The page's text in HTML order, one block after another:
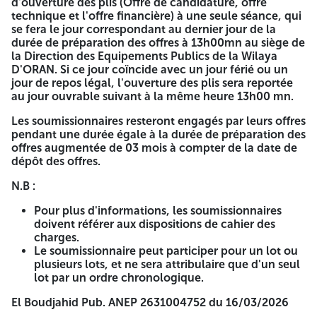
professionnelle catégorie trois (03) ou plus en
bâtiment comme activité principale pour le lot N°01 et
catégorie deux (02) ou plus en bâtiment comme
activité principale pour les lots N°02, 03 et 04.
2- capacités techniques : au moins un des membres doit
avoir réaliser au moins un projet en bâtiment d'un montant
égal ou supérieur à 150.000.000,00 DA Pour le lot 01, et au
moins un projet en bâtiment d'un montant supérieur à
20.000.000,00 DA pour les lon 02, 03, 04 justifier par une
attestation de bonne exécution délivrée par les maîtres
d'ouvrages publics.
3- capacités financières : au moins un des membres doit
avoir un cumule des chiffres d'affaires des 03 dernières
années dépassant ou égalant 200.000.000,00 DA pour le
lot 01, et pour les lots 02, 03, 04 au moins un des membres
doit Avoir un cumule des chiffres d'affaires des 03
dernières années dépassant ou égalant 20.000.000,00 DA.
Dans le cadre des offres présenté en groupement le
soumissionnaire ne sont pas tenu de justifier de
capacité, professionnelle technique et financière
individuellement.
technique et l'offre financière) à une seule séance, qui
se fera le jour correspondant au dernier jour de la
durée de préparation des offres à 13h00mn au siège de
la Direction des Equipements Publics de la Wilaya
D'ORAN. Si ce jour coïncide avec un jour férié ou un
jour de repos légal, l'ouverture des plis sera reportée
au jour ouvrable suivant à la même heure 13h00 mn.
Les soumissionnaires resteront engagés par leurs offres
pendant une durée égale à la durée de préparation des
offres augmentée de 03 mois à compter de la date de
dépôt des offres.
N.B :
Pour plus d'informations, les soumissionnaires
doivent référer aux dispositions de cahier des
charges.
Le soumissionnaire peut participer pour un lot ou
plusieurs lots, et ne sera attribulaire que d'un seul
lot par un ordre chronologique.
El Boudjahid Pub. ANEP 2631004752 du 16/03/2026